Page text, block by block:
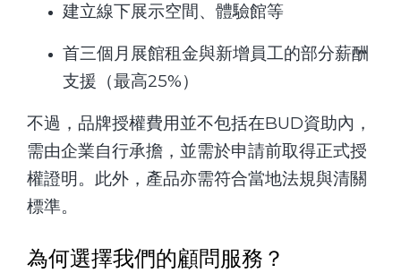
建立線下展示空間、體驗館等
首三個月展館租金與新增員工的部分薪酬
支援（最高25%）
不過，品牌授權費用並不包括在BUD資助內，
需由企業自行承擔，並需於申請前取得正式授
權證明。此外，產品亦需符合當地法規與清關
標準。
為何選擇我們的顧問服務？